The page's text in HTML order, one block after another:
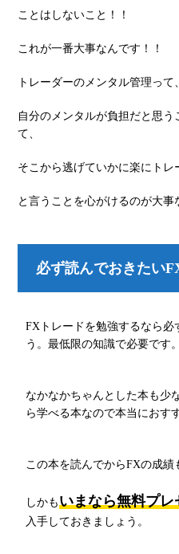
ことはしないこと！！
これが⼀番⼤事なんです！！
トレーダーのメンタル管理って、
⾃分のメンタルが負担だと思う
て、
そこから逃げていかに楽にトレ
と⾔うことを⼼がけるのが⼤事
必ず読んでおきたい
FXトレードを勉強するなら必
う。最低限の知識で必要です。
なかなかちゃんとした本も少
ら学べる本なので本当におす
この本を読んでからFXの成
しかも いまなら無料プレ
入手しておきましょう。